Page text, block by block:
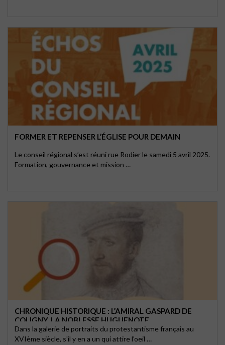
FORMER ET REPENSER L’ÉGLISE POUR DEMAIN
Le conseil régional s’est réuni rue Rodier le samedi 5 avril 2025.
Formation, gouvernance et mission …
CHRONIQUE HISTORIQUE : L’AMIRAL GASPARD DE
COLIGNY, LA NOBLESSE HUGUENOTE
Dans la galerie de portraits du protestantisme français au
XVIème siècle, s'il y en a un qui attire l'oeil …